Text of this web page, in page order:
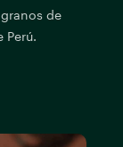
de
Perú.